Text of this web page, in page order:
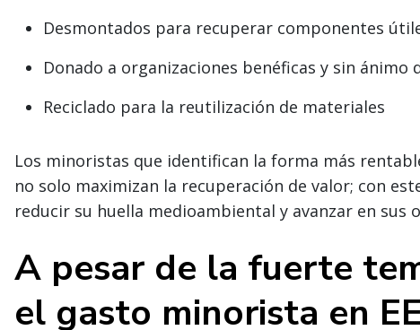
Desmontados para recuperar componentes
Donado a organizaciones benéficas y sin ánimo
Reciclado para la reutilización de materiales
Los minoristas que identifican la forma más
no solo maximizan la recuperación de valor; con
reducir su huella medioambiental y avanzar en sus
A pesar de la fuerte
el gasto minorista en